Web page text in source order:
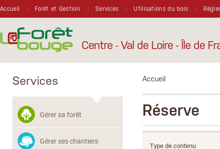
Accueil
Forêt et Gestion Services Utilisations du bois
Centre - Val de Loire - Île de
Services
Gérer sa forêt
Gérer ses chantiers
Accueil
Réserve
Type de contenu